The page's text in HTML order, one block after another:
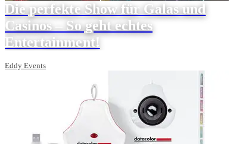
Die perfekte Show für Galas und
Casinos – So geht echtes
Entertainment!
Eddy Events